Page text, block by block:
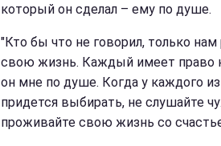
который он сделал – ему по душе.
"Кто бы что не говорил, только
свою жизнь. Каждый имеет право
он мне по душе. Когда у каждого
придется выбирать, не слушайте
проживайте свою жизнь со